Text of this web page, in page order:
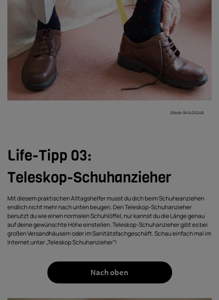
iStock-941420248
Life-Tipp 03:
Teleskop-Schuhanzieher
Mit diesem praktischen Alltagshelfer musst du dich beim Schuheanziehen
endlich nicht mehr nach unten beugen. Den Teleskop-Schuhanzieher
benutzt du wie einen normalen Schuhlöffel, nur kannst du die Länge genau
auf deine gewünschte Höhe einstellen. Teleskop-Schuhanzieher gibt es bei
großen Versandhäusern oder im Sanitätsfachgeschäft. Schau einfach mal im
Internet unter „Teleskop Schuhanzieher“!
Nach oben